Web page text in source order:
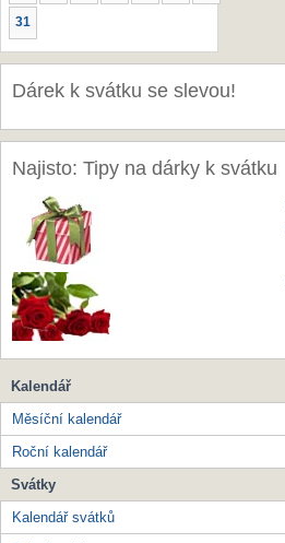
31
Dárek k svátku se slevou!
Najisto: Tipy na dárky k svátku
Kalendář
Měsíční kalendář
Roční kalendář
Svátky
Kalendář svátků